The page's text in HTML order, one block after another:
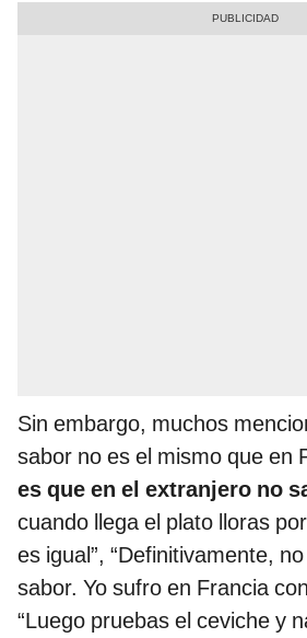
Sin embargo, muchos
sabor no es el mismo que en
es que en el extranjero no
cuando llega el plato lloras
es igual”, “Definitivamente,
sabor. Yo sufro en Francia
“Luego pruebas el ceviche y